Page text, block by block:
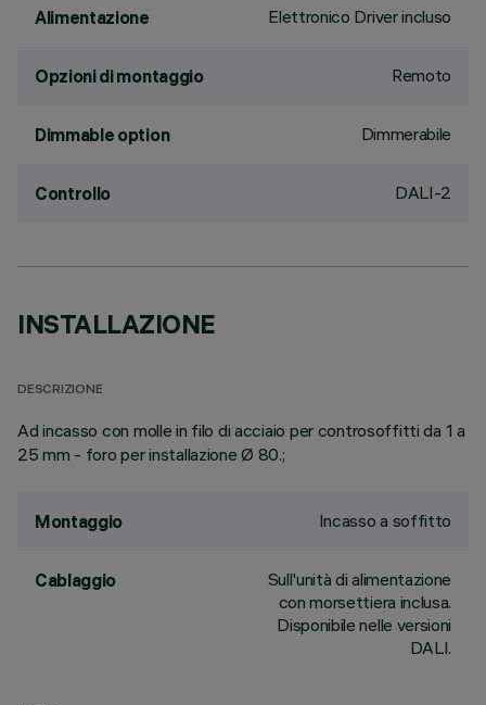
Alimentazione Elettronico Driver incluso
Opzioni di montaggio Remoto
Dimmable option Dimmerabile
Controllo DALI-2
INSTALLAZIONE
DESCRIZIONE
Ad incasso con molle in filo di acciaio per controsoffitti da 1 a
25 mm - foro per installazione Ø 80.;
Montaggio Incasso a soffitto
Cablaggio
Sull'unità di alimentazione
con morsettiera inclusa.
Disponibile nelle versioni
DALI.